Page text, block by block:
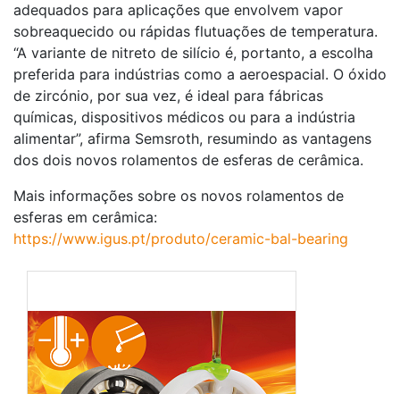
adequados para aplicações que envolvem vapor
sobreaquecido ou rápidas flutuações de temperatura.
“A variante de nitreto de silício é, portanto, a escolha
preferida para indústrias como a aeroespacial. O óxido
de zircónio, por sua vez, é ideal para fábricas
químicas, dispositivos médicos ou para a indústria
alimentar”, afirma Semsroth, resumindo as vantagens
dos dois novos rolamentos de esferas de cerâmica.
Mais informações sobre os novos rolamentos de
esferas em cerâmica:
https://www.igus.pt/produto/ceramic-bal-bearing